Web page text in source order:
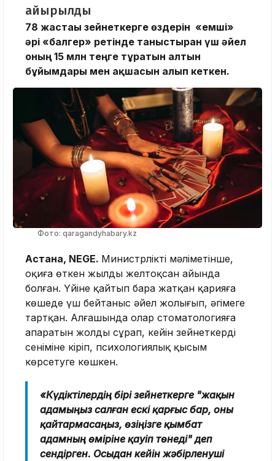
айырылды
78 жастағы зейнеткерге өздерін «емші»
әрі «балгер» ретінде таныстырған үш әйел
оның 15 млн теңге тұратын алтын
бұйымдары мен ақшасын алып кеткен.
Фото: qaragandyhabary.kz
Астана, NEGE. Министрліктің мәліметінше,
оқиға өткен жылдың желтоқсан айында
болған. Үйіне қайтып бара жатқан қарияға
көшеде үш бейтаныс әйел жолығып, әңгімеге
тартқан. Алғашында олар стоматологияға
апаратын жолды сұрап, кейін зейнеткердің
сеніміне кіріп, психологиялық қысым
көрсетуге көшкен.
«Күдіктілердің бірі зейнеткерге "жақын
адамыңыз салған ескі қарғыс бар, оны
қайтармасаңыз, өзіңізге қымбат
адамның өміріне қауіп төнеді" деп
сендірген. Осыдан кейін жәбірленуші